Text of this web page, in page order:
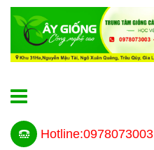
Hotline:0978073003